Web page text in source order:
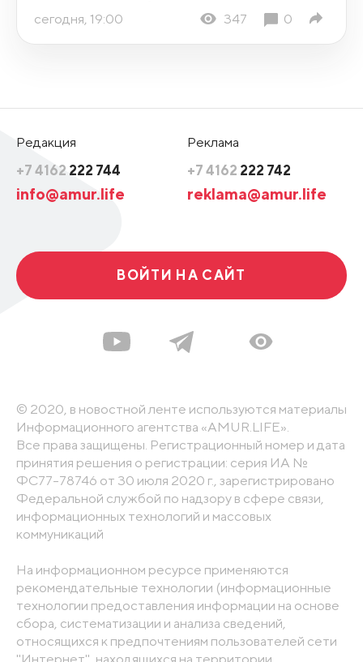
сегодня, 19:00 347 0
Редакция
+7 4162 222 744
info@amur.life
Реклама
+7 4162 222 742
reklama@amur.life
ВОЙТИ НА САЙТ
© 2020, в новостной ленте используются материалы
Информационного агентства «AMUR.LIFE».
Все права защищены. Регистрационный номер и дата
принятия решения о регистрации: серия ИА №
ФС77-78746 от 30 июля 2020 г., зарегистрировано
Федеральной службой по надзору в сфере связи,
информационных технологий и массовых
коммуникаций
На информационном ресурсе применяются
рекомендательные технологии (информационные
технологии предоставления информации на основе
сбора, систематизации и анализа сведений,
относящихся к предпочтениям пользователей сети